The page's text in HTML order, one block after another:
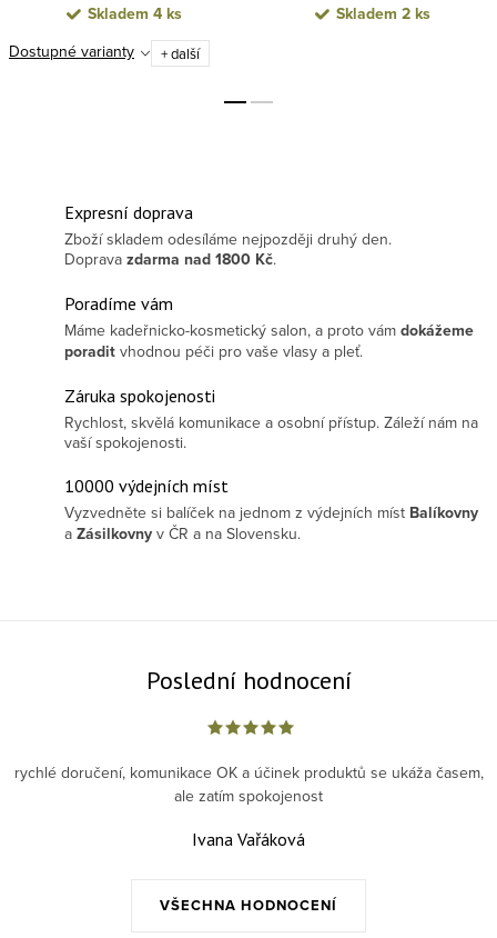
Skladem 4 ks
Dostupné varianty + další
Skladem 2 ks
Expresní doprava
Zboží skladem odesíláme nejpozději druhý den.
Doprava zdarma nad 1800 Kč.
Poradíme vám
Máme kadeřnicko-kosmetický salon, a proto vám dokážeme
poradit vhodnou péči pro vaše vlasy a pleť.
Záruka spokojenosti
Rychlost, skvělá komunikace a osobní přístup. Záleží nám na
vaší spokojenosti.
10000 výdejních míst
Vyzvedněte si balíček na jednom z výdejních míst Balíkovny
a Zásilkovny v ČR a na Slovensku.
Poslední hodnocení
VŠECHNA HODNOCENÍ
rychlé doručení, komunikace OK a účinek produktů se ukáža časem,
ale zatím spokojenost
Ivana Vařáková